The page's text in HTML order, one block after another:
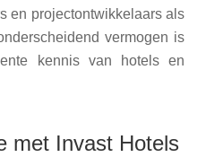
en projectontwikkelaars als
vermogen is
kennis van hotels en
met Invast Hotels